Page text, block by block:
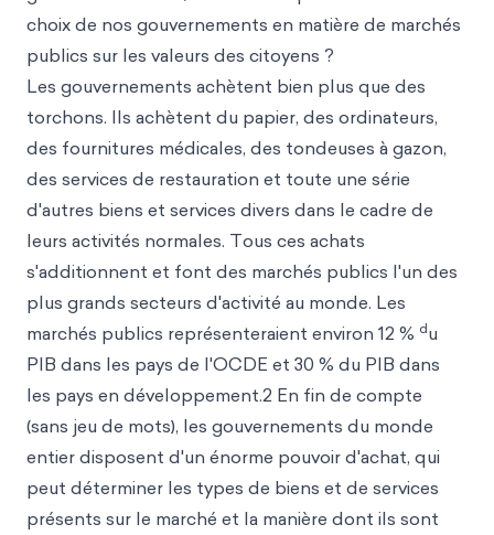
choix de nos gouvernements en matière de marchés
publics sur les valeurs des citoyens ?
Les gouvernements achètent bien plus que des
torchons. Ils achètent du papier, des ordinateurs,
des fournitures médicales, des tondeuses à gazon,
des services de restauration et toute une série
d'autres biens et services divers dans le cadre de
leurs activités normales. Tous ces achats
s'additionnent et font des marchés publics l'un des
plus grands secteurs d'activité au monde. Les
marchés publics représenteraient environ 12 % du
PIB dans les pays de l'OCDE et 30 % du PIB dans
les pays en développement.2 En fin de compte
(sans jeu de mots), les gouvernements du monde
entier disposent d'un énorme pouvoir d'achat, qui
peut déterminer les types de biens et de services
présents sur le marché et la manière dont ils sont